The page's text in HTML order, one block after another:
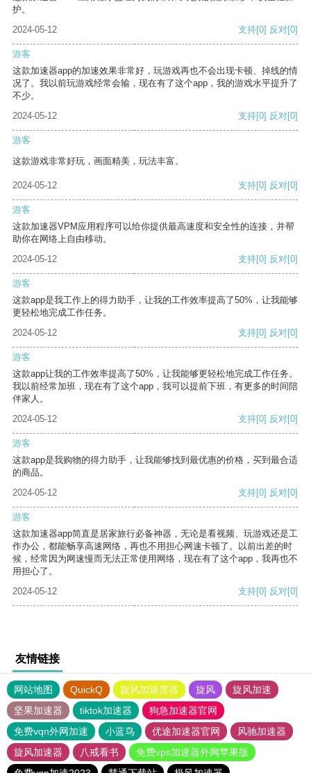
护。
2024-05-12
支持[0] 反对[0]
游客
这款加速器app的加速效果非常好，玩游戏再也不会出现卡顿、掉线的情
况了。我以前玩游戏经常会输，现在有了这个app，我的游戏水平提升了
不少。
2024-05-12
支持[0] 反对[0]
游客
这款游戏非常好玩，画面精美，玩法丰富。
2024-05-12 支持[0] 反对[0]
游客
这款加速器VPM应用程序可以给你提供最高速度和安全性的连接，并帮
助你在网络上自由移动。
2024-05-12
支持[0] 反对[0]
游客
这款app是我工作上的得力助手，让我的工作效率提高了50%，让我能够
更轻松地完成工作任务。
2024-05-12
支持[0] 反对[0]
游客
这款app让我的工作效率提高了50%，让我能够更轻松地完成工作任务。
我以前经常加班，现在有了这个app，我可以提前下班，有更多的时间陪
伴家人。
2024-05-12
支持[0] 反对[0]
游客
这款app是我购物的得力助手，让我能够找到最优惠的价格，买到最合适
的商品。
2024-05-12
支持[0] 反对[0]
游客
这款加速器app简直是居家旅行必备神器，无论是看视频、玩游戏还是工
作办公，都能畅享高速网络，再也不用担心网速卡顿了。以前出差的时
候，经常因为网速慢而无法正常使用网络，现在有了这个app，我再也不
用担心了。
2024-05-12
支持[0] 反对[0]
友情链接
网站地图 QuickQ 旋风加速度器 旋风
旋风加速
坚果加速器
tiktok加速器
狗急加速器官网
免费vqn外网加速
小蓝鸟 优途加速器官网
风驰加速器
旋风加速器
八戒看书
免费vps加速器外网苹果版